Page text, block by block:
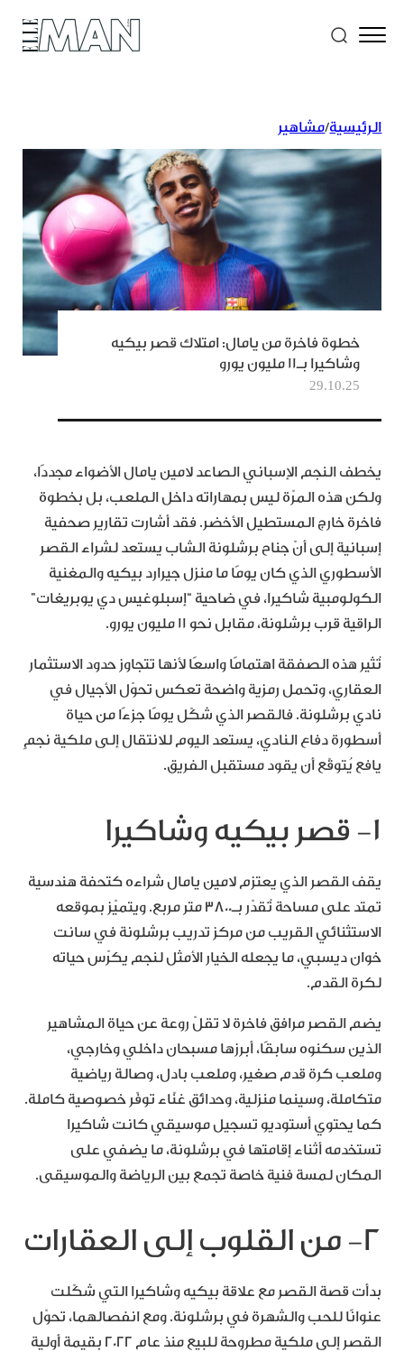
الرئيسية/مشاهير
خطوة فاخرة من يامال: امتلاك قصر بيكيه
وشاكيرا بـ11 مليون يورو
29.10.25
يخطف النجم الإسباني الصاعد لامين يامال الأضواء مجددًا،
ولكن هذه المرّة ليس بمهاراته داخل الملعب، بل بخطوة
فاخرة خارج المستطيل الأخضر. فقد أشارت تقارير صحفية
إسبانية إلى أنّ جناح برشلونة الشاب يستعد لشراء القصر
الأسطوري الذي كان يومًا ما منزل جيرارد بيكيه والمغنية
الكولومبية شاكيرا، في ضاحية “إسبلوغيس دي يوبريغات”
الراقية قرب برشلونة، مقابل نحو 11 مليون يورو.
تُثير هذه الصفقة اهتمامًا واسعًا لأنها تتجاوز حدود الاستثمار
العقاري، وتحمل رمزية واضحة تعكس تحوّل الأجيال في
نادي برشلونة. فالقصر الذي شكّل يومًا جزءًا من حياة
أسطورة دفاع النادي، يستعد اليوم للانتقال إلى ملكية نجمٍ
يافع يُتوقّع أن يقود مستقبل الفريق.
١- قصر بيكيه وشاكيرا
يقف القصر الذي يعتزم لامين يامال شراءه كتحفة هندسية
تمتد على مساحة تُقدّر بـ3800 متر مربع. ويتميّز بموقعه
الاستثنائي القريب من مركز تدريب برشلونة في سانت
خوان ديسبي، ما يجعله الخيار الأمثل لنجم يكرّس حياته
لكرة القدم.
يضم القصر مرافق فاخرة لا تقلّ روعة عن حياة المشاهير
الذين سكنوه سابقًا، أبرزها مسبحان داخلي وخارجي،
وملعب كرة قدم صغير، وملعب بادل، وصالة رياضية
متكاملة، وسينما منزلية، وحدائق غنّاء توفّر خصوصية كاملة.
كما يحتوي أستوديو تسجيل موسيقي كانت شاكيرا
تستخدمه أثناء إقامتها في برشلونة، ما يضفي على
المكان لمسة فنية خاصة تجمع بين الرياضة والموسيقى.
٢- من القلوب إلى العقارات
بدأت قصة القصر مع علاقة بيكيه وشاكيرا التي شكّلت
عنوانًا للحب والشهرة في برشلونة. ومع انفصالهما، تحوّل
القصر إلى ملكية مطروحة للبيع منذ عام 2022 بقيمة أولية